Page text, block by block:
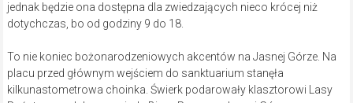
jednak będzie ona dostępna dla zwiedzających nieco krócej niż
dotychczas, bo od godziny 9 do 18.
To nie koniec bożonarodzeniowych akcentów na Jasnej Górze. Na
placu przed głównym wejściem do sanktuarium stanęła
kilkunastometrowa choinka. Świerk podarowały klasztorowi Lasy